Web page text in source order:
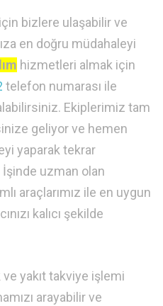
bizlere ulaşabilir ve
en doğru müdahaleyi
hizmetleri almak için
telefon numarası ile
Ekiplerimiz tam
geliyor ve hemen
yaparak tekrar
İşinde uzman olan
araçlarımız ile en uygun
kalıcı şekilde
yakıt takviye işlemi
arayabilir ve